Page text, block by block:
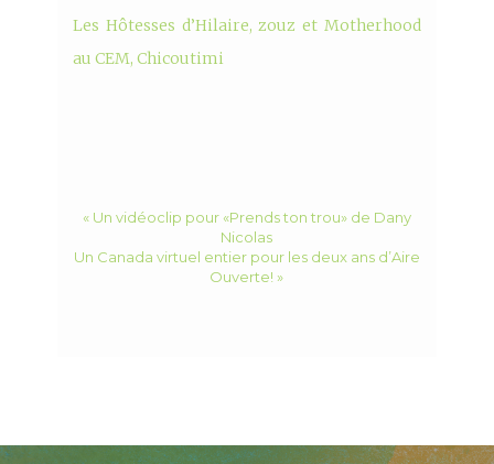
Les Hôtesses d’Hilaire, zouz et Motherhood
au CEM, Chicoutimi
« Un vidéoclip pour «Prends ton trou» de Dany
Nicolas
Un Canada virtuel entier pour les deux ans d’Aire
Ouverte! »